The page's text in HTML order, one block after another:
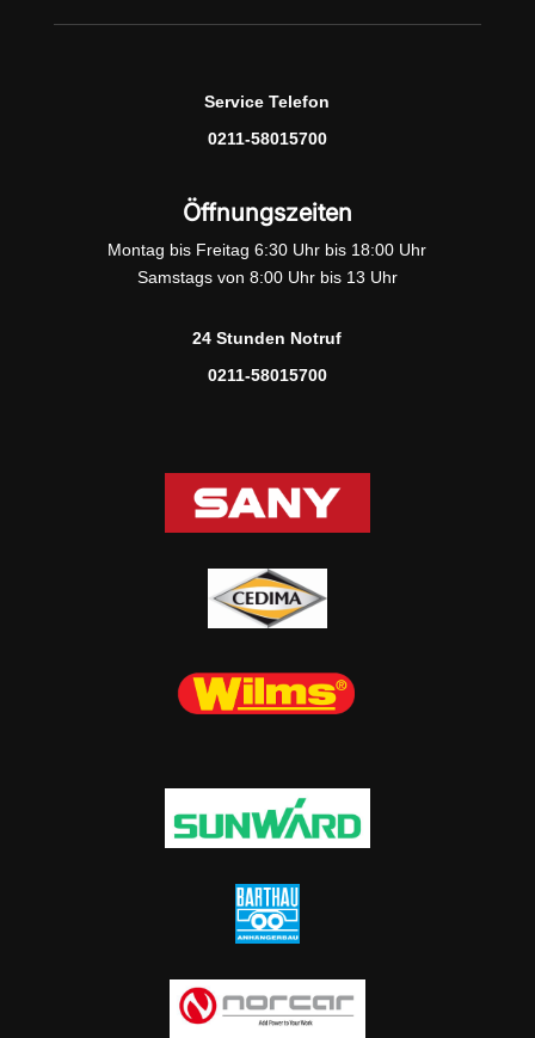
Service Telefon
0211-58015700
Öffnungszeiten
Montag bis Freitag 6:30 Uhr bis 18:00 Uhr
Samstags von 8:00 Uhr bis 13 Uhr
24 Stunden Notruf
0211-58015700